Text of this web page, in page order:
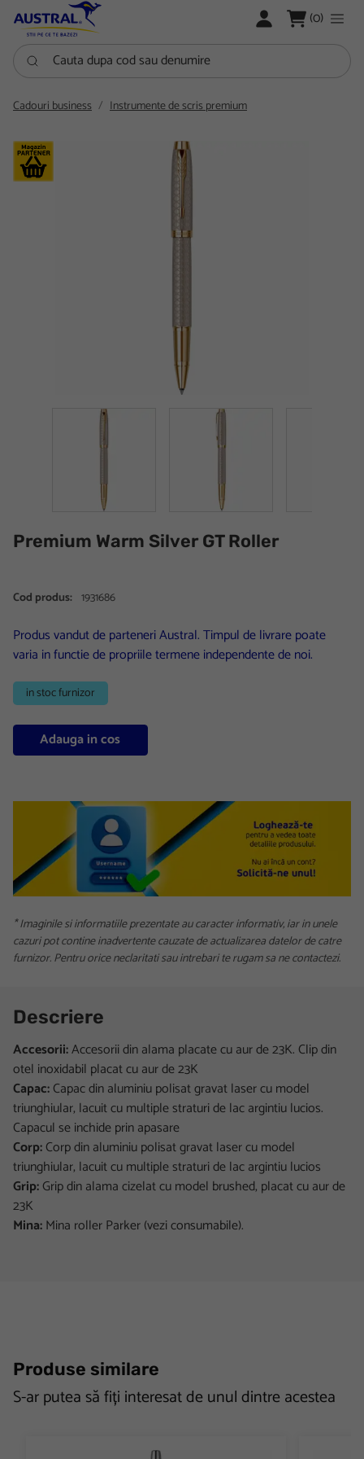
LOGARE (0)
Cauta dupa cod sau denumire
Cadouri business Instrumente de scris premium
Premium Warm Silver GT Roller
Cod produs: 1931686
Produs vandut de parteneri Austral. Timpul de livrare poate
varia in functie de propriile termene independente de noi.
in stoc furnizor
Adauga in cos
* Imaginile si informatiile prezentate au caracter informativ, iar in unele
cazuri pot contine inadvertente cauzate de actualizarea datelor de catre
furnizor. Pentru orice neclaritati sau intrebari te rugam sa ne contactezi.
Descriere
Accesorii:Accesorii din alama placate cu aur de 23K. Clip din
otel inoxidabil placat cu aur de 23K
Capac:Capac din aluminiu polisat gravat laser cu model
triunghiular, lacuit cu multiple straturi de lac argintiu lucios.
Capacul se inchide prin apasare
Corp:Corp din aluminiu polisat gravat laser cu model
triunghiular, lacuit cu multiple straturi de lac argintiu lucios
Grip:Grip din alama cizelat cu model brushed, placat cu aur de
23K
Mina:Mina roller Parker (vezi consumabile).
Produse similare
S-ar putea să fiți interesat de unul dintre acestea